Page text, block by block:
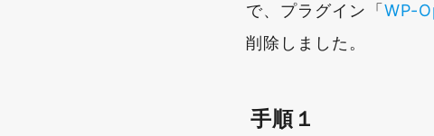
で、プラグイン「 WP-
削除しました。
手順１